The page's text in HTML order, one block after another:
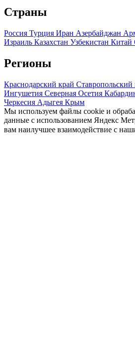
Страны
Россия Турция Иран Азербайджан
Израиль Казахстан Узбекистан Китай
Регионы
Краснодарский край Ставропольский
Ингушетия Северная Осетия
Черкесия Адыгея Крым
Мы используем файлы cookie и
данные с использованием Яндекс
вам наилучшее взаимодействие с